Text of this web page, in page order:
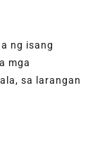
ng isang
mga
sa larangan